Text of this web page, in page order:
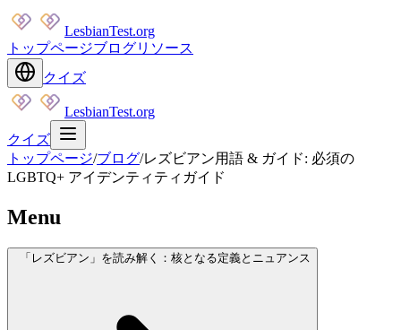
LesbianTest.org
トップページブログリソース
クイズ
LesbianTest.org
クイズ
トップページ/ブログ/レズビアン用語 & ガイド: 必須の
LGBTQ+ アイデンティティガイド
Menu
「レズビアン」を読み解く：核となる定義とニュアンス